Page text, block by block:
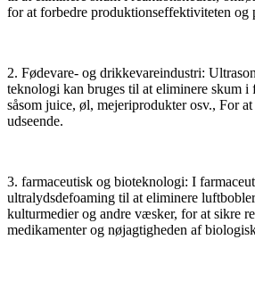
for at forbedre produktionseffektiviteten og
2. Fødevare- og drikkevareindustri:
teknologi kan bruges til at eliminere skum i
såsom juice, øl, mejeriprodukter osv., For
udseende.
3. farmaceutisk og bioteknologi: I
ultralydsdefoaming til at eliminere
kulturmedier og andre væsker, for at sikre
medikamenter og nøjagtigheden af